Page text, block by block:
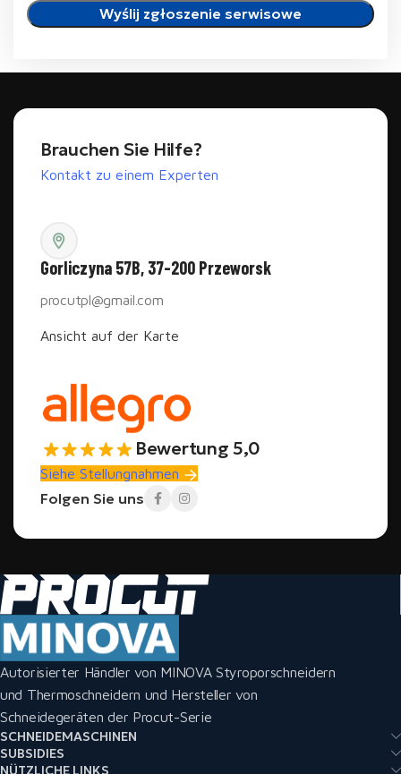
Brauchen Sie Hilfe?
Kontakt zu einem Experten
Gorliczyna 57B, 37-200 Przeworsk
procutpl@gmail.com
Ansicht auf der Karte
Bewertung 5,0
Siehe Stellungnahmen
Folgen Sie uns
Autorisierter Händler von MINOVA Styroporschneidern
und Thermoschneidern und Hersteller von
Schneidegeräten der Procut-Serie
SCHNEIDEMASCHINEN
SUBSIDIES
NÜTZLICHE LINKS